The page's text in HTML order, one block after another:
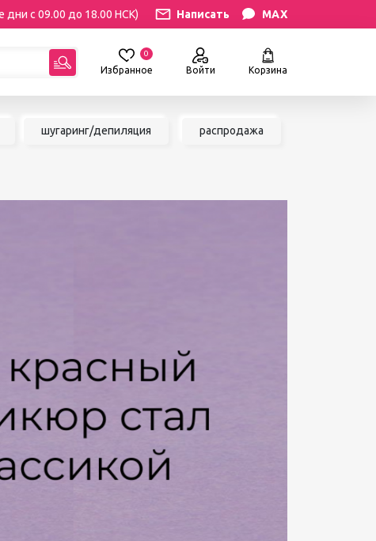
дни с 09.00 до 18.00 НСК) Написать MAX
Избранное
0
Войти Корзина
ресниц
Уход за руками и ногами
шугаринг/депиляция распродажа